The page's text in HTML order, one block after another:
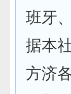
班牙
据本
方济